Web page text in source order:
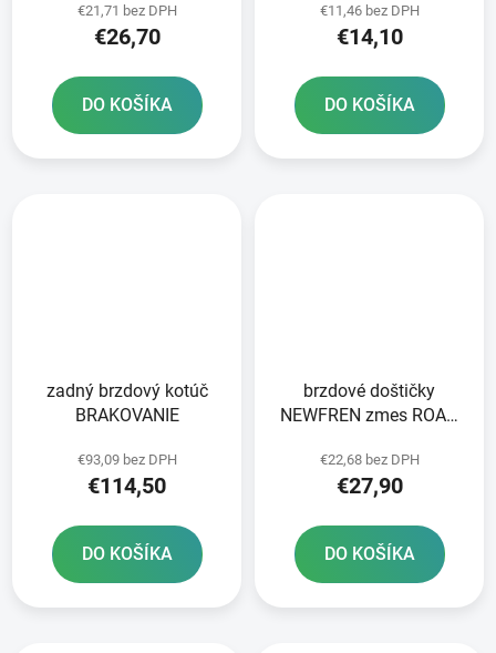
balení
€21,71 bez DPH
€26,70
DO KOŠÍKA
€11,46 bez DPH
€14,10
DO KOŠÍKA
zadný brzdový kotúč
BRAKOVANIE
€93,09 bez DPH
€114,50
DO KOŠÍKA
brzdové doštičky
NEWFREN zmes ROAD
v balení
€22,68 bez DPH
€27,90
DO KOŠÍKA